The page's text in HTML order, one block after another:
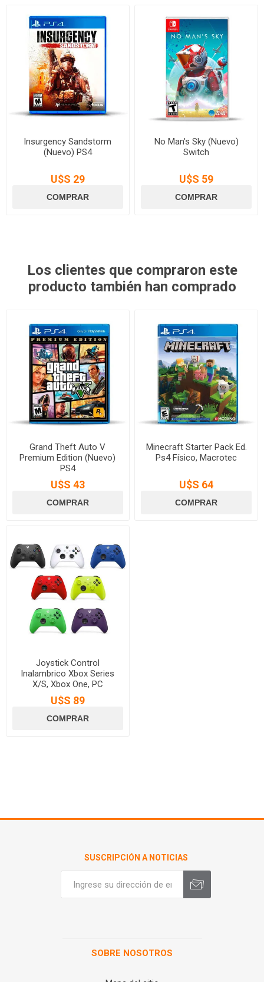
Insurgency Sandstorm
(Nuevo) PS4
U$S 29
No Man's Sky (Nuevo)
Switch
U$S 59
Los clientes que compraron este
producto también han comprado
Grand Theft Auto V
Premium Edition (Nuevo)
PS4
U$S 43
Minecraft Starter Pack Ed.
Ps4 Físico, Macrotec
U$S 64
Joystick Control
Inalambrico Xbox Series
X/S, Xbox One, PC
U$S 89
SUSCRIPCIÓN A NOTICIAS
SOBRE NOSOTROS